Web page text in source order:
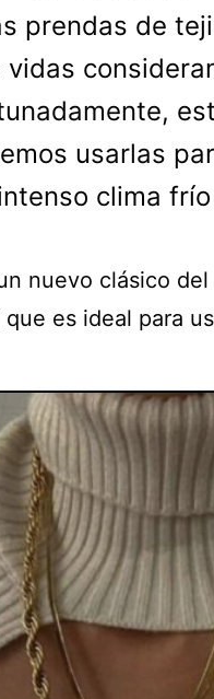
prendas de
usarlas
clima
nuevo clásico
es ideal para